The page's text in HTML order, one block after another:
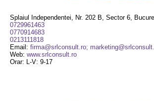
Splaiul Independentei, Nr. 202 B, Sector 6,
0729961463
0770914683
0213111818
Email: firma@srlconsult.ro;
Web: www.srlconsult.ro
Orar: L-V: 9-17